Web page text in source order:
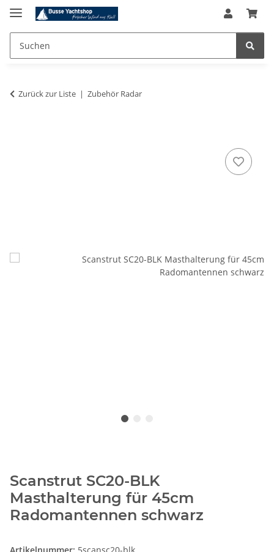
Zurück zur Liste Zubehör Radar
Scanstrut SC20-BLK
Masthalterung für 45cm
Radomantennen schwarz